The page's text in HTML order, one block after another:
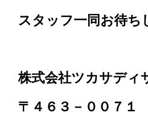
スタッフ一同お待ち
株式会社ツカサディ
〒４６３－００７１